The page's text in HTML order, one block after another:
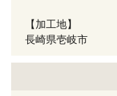
【加工地】
長崎県壱岐市